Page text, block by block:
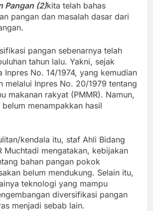
Pangan (2)kita telah bahas
pangan dan masalah dasar dari
pangan sebenarnya telah
tahun lalu. Yakni, sejak
Inpres No. 14/1974, yang kemudian
melalui Inpres No. 20/1979 tentang
makanan rakyat (PMMR). Namun,
menampakkan hasil
kendala itu, staf Ahli Bidang
Muchtadi mengatakan, kebijakan
bahan pangan pokok
belum mendukung. Selain itu,
teknologi yang mampu
diversifikasi pangan
menjadi sebab lain.